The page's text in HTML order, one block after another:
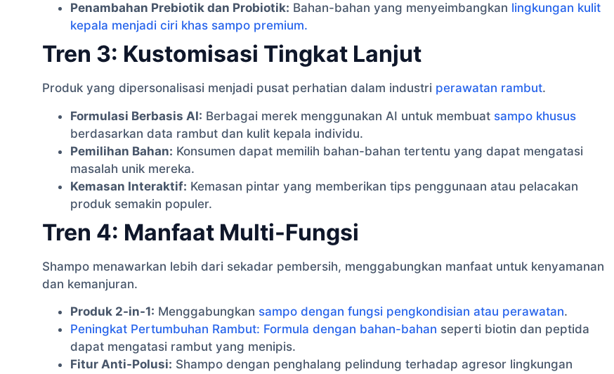
Penambahan Prebiotik dan Probiotik: Bahan-bahan yang menyeimbangkan lingkungan kulit
kepala menjadi ciri khas sampo premium.
Tren 3: Kustomisasi Tingkat Lanjut
Produk yang dipersonalisasi menjadi pusat perhatian dalam industri perawatan rambut.
Formulasi Berbasis AI: Berbagai merek menggunakan AI untuk membuat sampo khusus
berdasarkan data rambut dan kulit kepala individu.
Pemilihan Bahan: Konsumen dapat memilih bahan-bahan tertentu yang dapat mengatasi
masalah unik mereka.
Kemasan Interaktif: Kemasan pintar yang memberikan tips penggunaan atau pelacakan
produk semakin populer.
Tren 4: Manfaat Multi-Fungsi
Shampo menawarkan lebih dari sekadar pembersih, menggabungkan manfaat untuk kenyamanan
dan kemanjuran.
Produk 2-in-1: Menggabungkan sampo dengan fungsi pengkondisian atau perawatan.
Peningkat Pertumbuhan Rambut: Formula dengan bahan-bahan seperti biotin dan peptida
dapat mengatasi rambut yang menipis.
Fitur Anti-Polusi: Shampo dengan penghalang pelindung terhadap agresor lingkungan